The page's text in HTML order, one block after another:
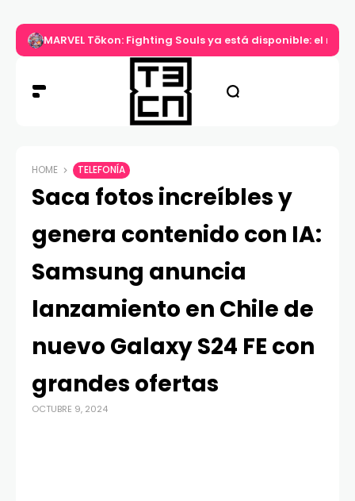
MARVEL Tōkon: Fighting Souls ya está disponible: el
HOME TELEFONÍA
Saca fotos increíbles y
genera contenido con IA:
Samsung anuncia
lanzamiento en Chile de
nuevo Galaxy S24 FE con
grandes ofertas
OCTUBRE 9, 2024